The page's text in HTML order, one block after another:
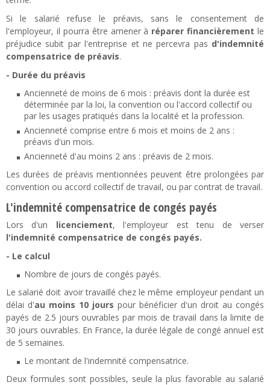
Si le salarié refuse le préavis, sans le consentement de
l'employeur, il pourra être amener à réparer financièrement le
préjudice subit par l'entreprise et ne percevra pas d'indemnité
compensatrice de préavis.
- Durée du préavis
Ancienneté de moins de 6 mois : préavis dont la durée est
déterminée par la loi, la convention ou l'accord collectif ou
par les usages pratiqués dans la localité et la profession.
Ancienneté comprise entre 6 mois et moins de 2 ans :
préavis d'un mois.
Ancienneté d'au moins 2 ans : préavis de 2 mois.
Les durées de préavis mentionnées peuvent être prolongées par
convention ou accord collectif de travail, ou par contrat de travail.
L'indemnité compensatrice de congés payés
Lors d'un licenciement, l'employeur est tenu de verser
l'indemnité compensatrice de congés payés.
- Le calcul
Nombre de jours de congés payés.
Le salarié doit avoir travaillé chez le même employeur pendant un
délai d'au moins 10 jours pour bénéficier d'un droit au congés
payés de 2.5 jours ouvrables par mois de travail dans la limite de
30 jours ouvrables. En France, la durée légale de congé annuel est
de 5 semaines.
Le montant de l'indemnité compensatrice.
Deux formules sont possibles, seule la plus favorable au salarié